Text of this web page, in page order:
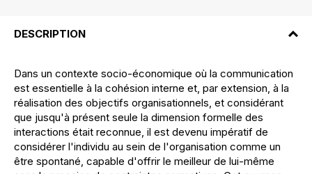
DESCRIPTION
Dans un contexte socio-économique où la communication
est essentielle à la cohésion interne et, par extension, à la
réalisation des objectifs organisationnels, et considérant
que jusqu'à présent seule la dimension formelle des
interactions était reconnue, il est devenu impératif de
considérer l'individu au sein de l'organisation comme un
être spontané, capable d'offrir le meilleur de lui-même